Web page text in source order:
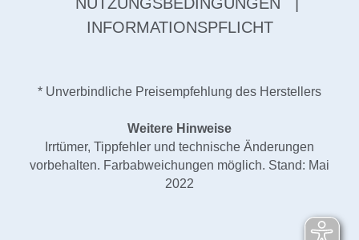
NUTZUNGSBEDINGUNGEN
INFORMATIONSPFLICHT
* Unverbindliche Preisempfehlung des Herstellers
Weitere Hinweise
Irrtümer, Tippfehler und technische Änderungen
vorbehalten. Farbabweichungen möglich. Stand: Mai
2022